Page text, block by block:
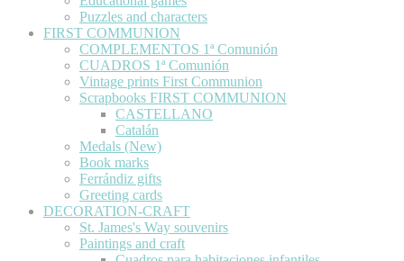
Puzzles and characters
FIRST COMMUNION
COMPLEMENTOS 1ª Comunión
CUADROS 1ª Comunión
Vintage prints First Communion
Scrapbooks FIRST COMMUNION
CASTELLANO
Catalán
Medals (New)
Book marks
Ferrándiz gifts
Greeting cards
DECORATION-CRAFT
St. James's Way souvenirs
Paintings and craft